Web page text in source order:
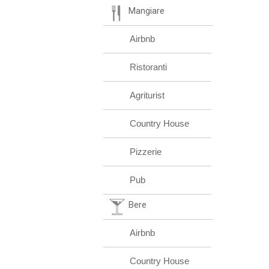
Mangiare
Airbnb
Ristoranti
Agriturist
Country House
Pizzerie
Pub
Bere
Airbnb
Country House